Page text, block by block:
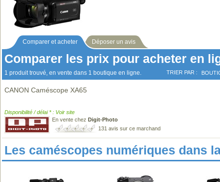
Comparer et acheter Déposer un avis
Comparer les prix pour acheter en
1 produit trouvé, en vente dans 1 boutique en ligne. TRIER PAR :
CANON Caméscope XA65
Disponibilité / délai * : Voir site
En vente chez Digit-Photo
131 avis sur ce marchand
Les caméscopes numériques dans